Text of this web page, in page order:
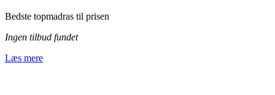
Bedste topmadras til prisen
Ingen tilbud fundet
Læs mere